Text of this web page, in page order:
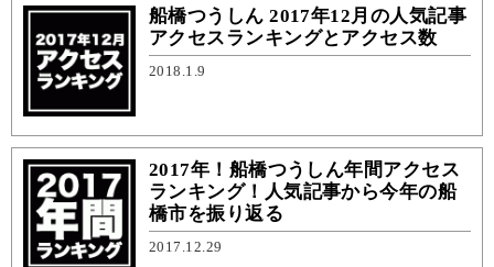
船橋つうしん 2017年12月の人気記事
アクセスランキングとアクセス数
2018.1.9
2017年！船橋つうしん年間アクセス
ランキング！人気記事から今年の船
橋市を振り返る
2017.12.29